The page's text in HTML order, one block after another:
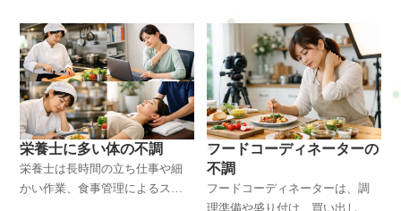
栄養士に多い体の不調
栄養士は長時間の立ち仕事や細
かい作業、食事管理によるスト
フードコーディネーターの
不調
フードコーディネーターは、調
理準備や盛り付け、買い出し、